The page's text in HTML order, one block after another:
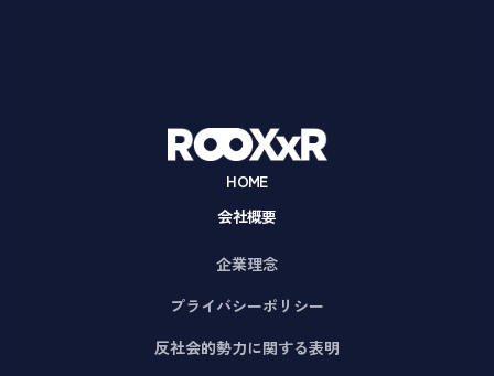
HOME
会社概要
企業理念
プライバシーポリシー
反社会的勢力に関する表明